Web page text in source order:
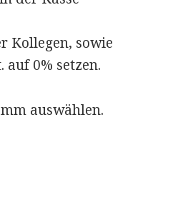
Kollegen, sowie
0% setzen.
auswählen.